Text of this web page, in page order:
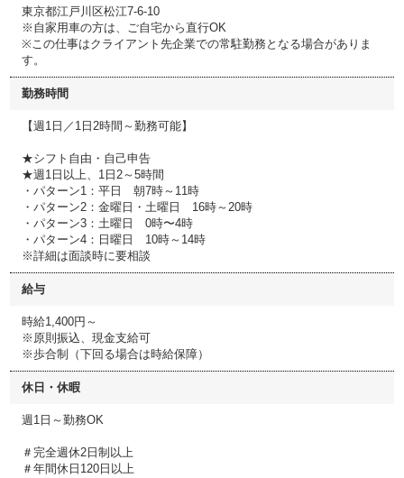
東京都江戸川区松江7-6-10
※自家用車の方は、ご自宅から直行OK
※この仕事はクライアント先企業での常駐勤務となる場合がありま
す。
勤務時間
【週1日／1日2時間～勤務可能】
★シフト自由・自己申告
★週1日以上、1日2～5時間
・パターン1：平日 朝7時～11時
・パターン2：金曜日・土曜日 16時～20時
・パターン3：土曜日 0時〜4時
・パターン4：日曜日 10時～14時
※詳細は面談時に要相談
給与
時給1,400円～
※原則振込、現金支給可
※歩合制（下回る場合は時給保障）
休日・休暇
週1日～勤務OK
＃完全週休2日制以上
＃年間休日120日以上